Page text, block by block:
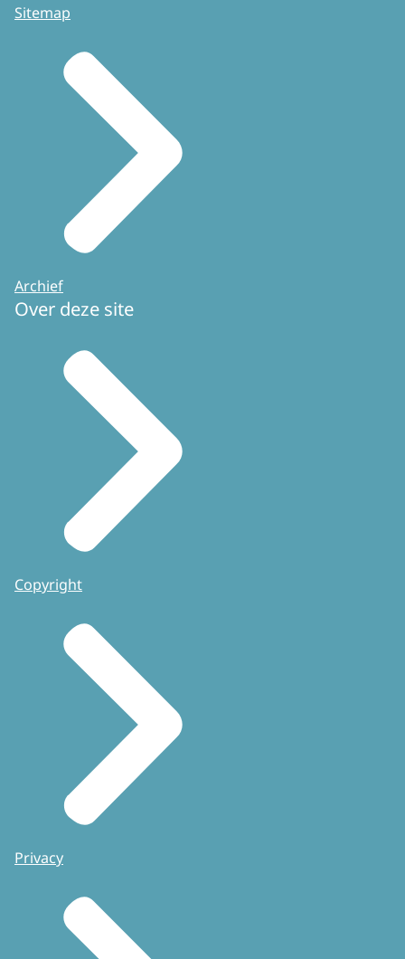
Sitemap
Archief
Over deze site
Copyright
Privacy